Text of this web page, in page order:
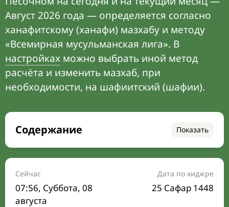
Август 2026 года — определяется согласно
ханафитскому (ханафи) мазхабу и методу
«Всемирная мусульманская лига». В
настройках можно выбрать иной метод
расчёта и изменить мазхаб, при
необходимости, на шафиитский (шафии).
Содержание Показать
Время намаза на сегодня
Расписание на месяц
Время Сухура и Ифтара на сегодня
Сейчас
07:56, Суббота, 08
августа
Дата по хиджре
25 Сафар 1448